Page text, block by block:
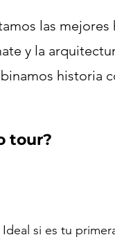
las
y la
historia
tour?
Ideal si es tu